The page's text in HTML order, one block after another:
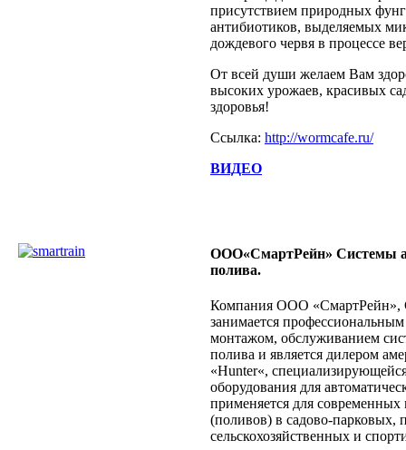
присутствием природных
антибиотиков, выделяемых
дождевого червя в процессе
От всей души желаем Вам
высоких урожаев, красивых
здоровья!
Ссылка: http://wormcafe.ru/
ВИДЕО
ООО«СмартРейн» Системы
полива.
Компания ООО «СмартРейн»,
занимается
монтажом, обслуживанием
полива и является дилером
«Hunter«,
оборудования для
применяется для
(поливов) в садово-парковых,
сельскохозяйственных и